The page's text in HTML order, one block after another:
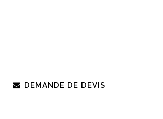
DEMANDE DE DEVIS